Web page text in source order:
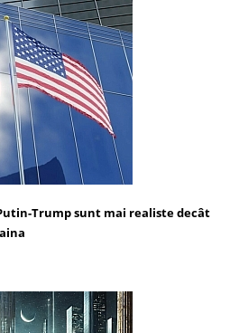
Trump sunt mai realiste decât